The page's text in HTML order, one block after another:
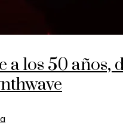
a los 50